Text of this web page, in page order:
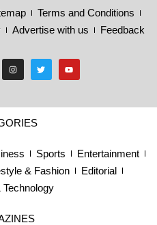
Terms and Conditions
Advertise with us Feedback
Sports
Entertainment
& Fashion
Editorial